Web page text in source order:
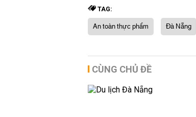
TAG:
An toàn thực phẩm Đà Nẵng
CÙNG CHỦ ĐỀ